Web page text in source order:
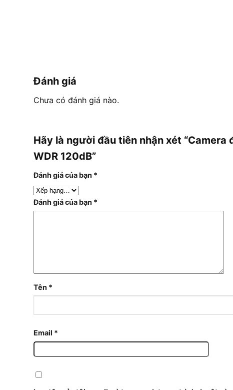
Đánh giá
Chưa có đánh giá nào.
Hãy là người đầu tiên nhận xét
WDR 120dB”
Đánh giá của bạn *
Đánh giá của bạn *
Tên *
Email *